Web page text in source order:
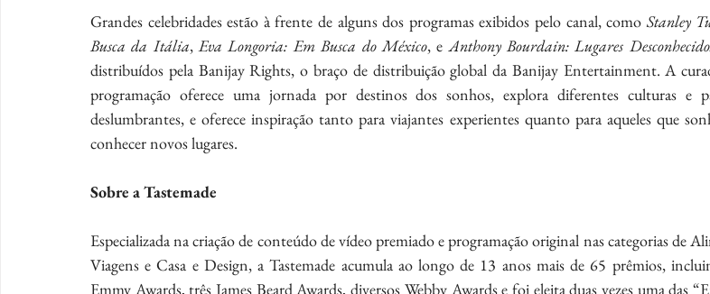
Grandes celebridades estão à frente de alguns dos programas exibidos pelo canal, como Stanley
Busca da Itália, Eva Longoria: Em Busca do México, e Anthony Bourdain: Lugares
distribuídos pela Banijay Rights, o braço de distribuição global da Banijay Entertainment. A
programação oferece uma jornada por destinos dos sonhos, explora diferentes culturas e
deslumbrantes, e oferece inspiração tanto para viajantes experientes quanto para aqueles que
conhecer novos lugares.
Sobre a Tastemade
Especializada na criação de conteúdo de vídeo premiado e programação original nas categorias de
Viagens e Casa e Design, a Tastemade acumula ao longo de 13 anos mais de 65 prêmios,
Emmy Awards, três James Beard Awards, diversos Webby Awards e foi eleita duas vezes uma das